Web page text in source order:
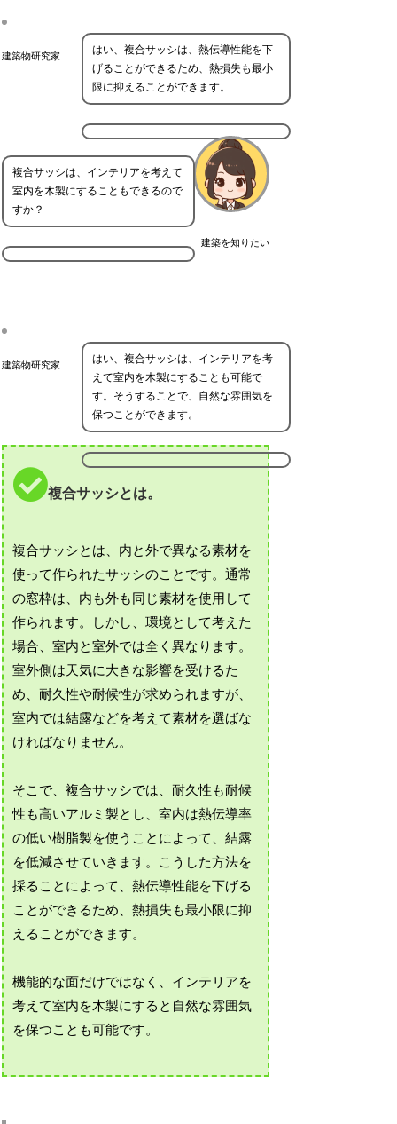
建築物研究家
はい、複合サッシは、熱伝導性能を下
げることができるため、熱損失も最小
限に抑えることができます。
建築を知りたい
複合サッシは、インテリアを考えて
室内を木製にすることもできるので
すか？
建築物研究家
はい、複合サッシは、インテリアを考
えて室内を木製にすることも可能で
す。そうすることで、自然な雰囲気を
保つことができます。
複合サッシとは。
複合サッシとは、内と外で異なる素材を
使って作られたサッシのことです。通常
の窓枠は、内も外も同じ素材を使用して
作られます。しかし、環境として考えた
場合、室内と室外では全く異なります。
室外側は天気に大きな影響を受けるた
め、耐久性や耐候性が求められますが、
室内では結露などを考えて素材を選ばな
ければなりません。
そこで、複合サッシでは、耐久性も耐候
性も高いアルミ製とし、室内は熱伝導率
の低い樹脂製を使うことによって、結露
を低減させていきます。こうした方法を
採ることによって、熱伝導性能を下げる
ことができるため、熱損失も最小限に抑
えることができます。
機能的な面だけではなく、インテリアを
考えて室内を木製にすると自然な雰囲気
を保つことも可能です。